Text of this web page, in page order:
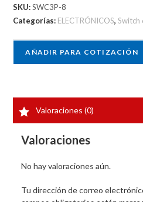
SKU:SWC3P-8
Categorías: ELECTRÓNICOS,Switch
AÑADIR PARA COTIZACIÓN
Valoraciones (0)
Valoraciones
No hay valoraciones aún.
Tu dirección de correo